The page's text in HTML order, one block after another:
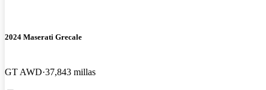
2024 Maserati Grecale
GT AWD 37,843 millas